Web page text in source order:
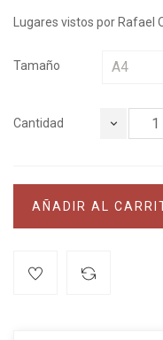
Lugares vistos por Rafael
Tamaño
Cantidad
AÑADIR AL